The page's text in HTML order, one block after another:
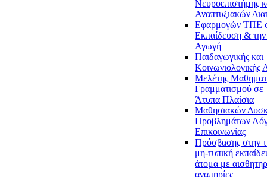
Νευροεπιστήμης
Αναπτυξιακών
Εφαρμογών ΤΠΕ
Εκπαίδευση & την
Αγωγή
Παιδαγωγικής και
Κοινωνιολογικής
Μελέτης
Γραμματισμού σε
Άτυπα Πλαίσια
Μαθησιακών
Προβλημάτων
Επικοινωνίας
Πρόσβασης στην
μη-τυπική
άτομα με
αναπηρίες